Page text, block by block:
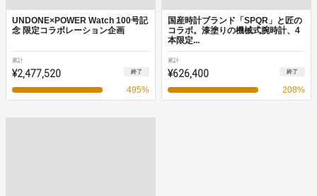
UNDONE×POWER Watch 100号記
念 限定コラボレーション企画
累計
¥2,477,520 終了
495%
国産時計ブランド「SPQR」と匠の
コラボ。漆塗りの機械式腕時計、4
本限定...
累計
¥626,400 終了
208%